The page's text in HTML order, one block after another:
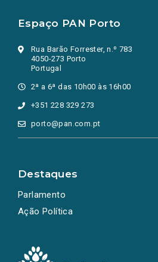
Espaço PAN Porto
Rua Barão Forrester, n.º 783
4050-273 Porto
Portugal
2ª a 6ª das 10h00 às 16h00
+351 228 329 273
porto@pan.com.pt
Destaques
Parlamento
Ação Política